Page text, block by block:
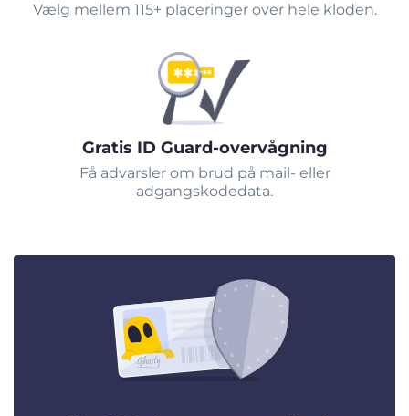
Vælg mellem 115+ placeringer over hele kloden.
Gratis ID Guard-overvågning
Få advarsler om brud på mail- eller
adgangskodedata.